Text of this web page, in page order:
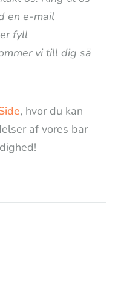
en e-mail
fyll
vi till dig så
, hvor du kan
af vores bar